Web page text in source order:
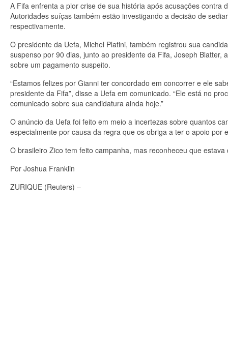
A Fifa enfrenta a pior crise de sua história após acusações
Autoridades suíças também estão investigando a decisão de
respectivamente.
O presidente da Uefa, Michel Platini, também registrou sua
suspenso por 90 dias, junto ao presidente da Fifa, Joseph
sobre um pagamento suspeito.
“Estamos felizes por Gianni ter concordado em concorrer e ele
presidente da Fifa”, disse a Uefa em comunicado. “Ele está no
comunicado sobre sua candidatura ainda hoje.”
O anúncio da Uefa foi feito em meio a incertezas sobre quantos
especialmente por causa da regra que os obriga a ter o apoio por
O brasileiro Zico tem feito campanha, mas reconheceu que
Por Joshua Franklin
ZURIQUE (Reuters) –